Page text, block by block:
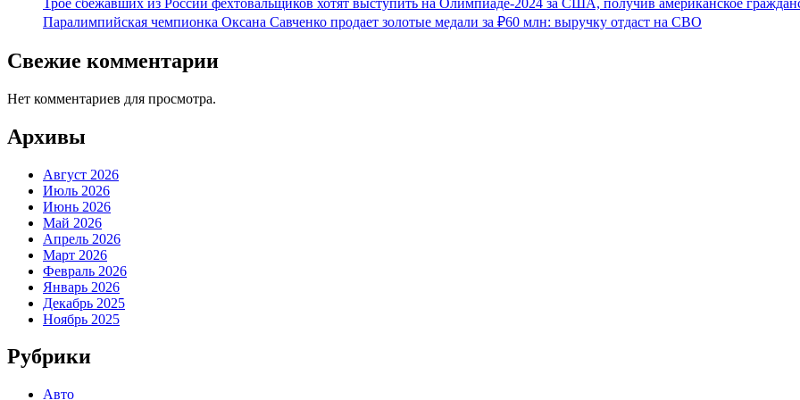
Паралимпийская чемпионка Оксана Савченко продает золотые медали за ₽60 млн: выручку отдаст на СВО
Свежие комментарии
Нет комментариев для просмотра.
Архивы
Август 2026
Июль 2026
Июнь 2026
Май 2026
Апрель 2026
Март 2026
Февраль 2026
Январь 2026
Декабрь 2025
Ноябрь 2025
Рубрики
Авто